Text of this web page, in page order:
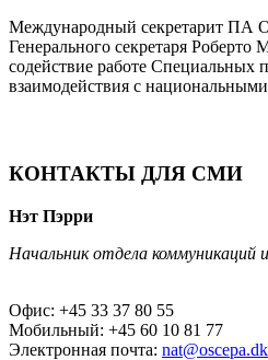
Международный секретарит ПА
Генерального секретаря Роберто
содействие работе Специальных
взаимодействия с
КОНТАКТЫ ДЛЯ СМИ
Нэт Пэрри
Начальник отдела коммуникаций
Офис: +45 33 37 80 55
Мобильный: +45 60 10 81 77
Электронная почта: nat@oscepa.dk